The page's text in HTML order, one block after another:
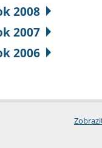
2008
2007
2006